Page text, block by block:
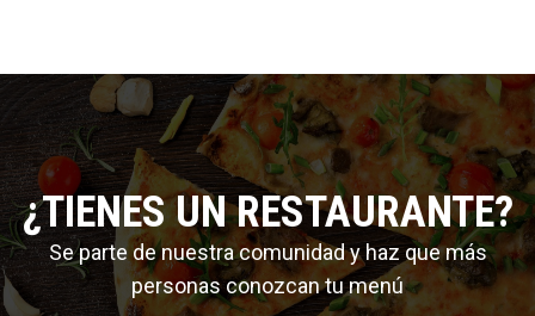
¿TIENES UN RESTAURANTE?
Se parte de nuestra comunidad y haz que más
personas conozcan tu menú